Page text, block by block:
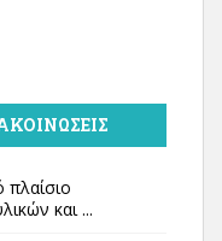
και ...